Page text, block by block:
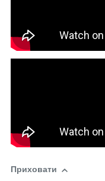
Приховати